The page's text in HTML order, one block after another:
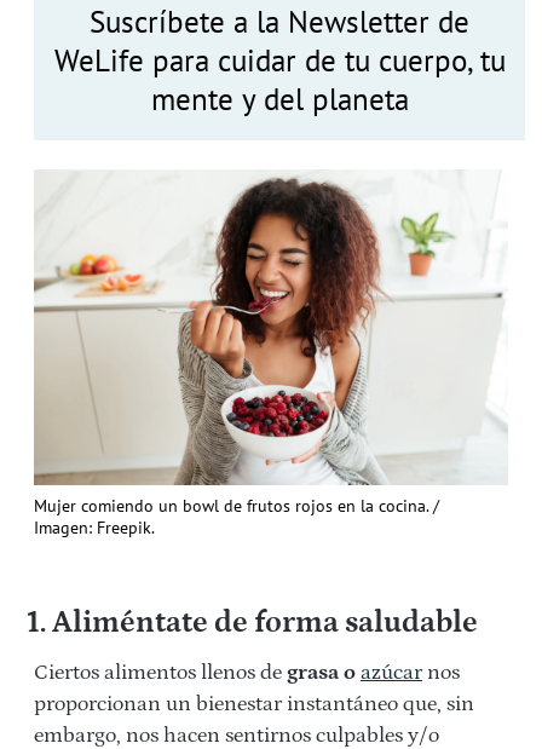
Suscríbete a la Newsletter de
WeLife para cuidar de tu cuerpo, tu
mente y del planeta
Mujer comiendo un bowl de frutos rojos en la cocina. /
Imagen: Freepik.
1. Aliméntate de forma saludable
Ciertos alimentos llenos de grasa o azúcarnos
proporcionan un bienestar instantáneo que, sin
embargo, nos hacen sentirnos culpables y/o